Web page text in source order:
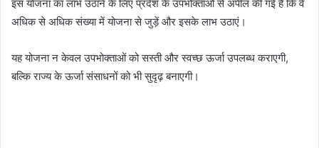
इस योजना का लाभ उठाने के लिए प्रदेश के उपभोक्ताओं से अपील की गई है कि वे
अधिक से अधिक संख्या में योजना से जुड़ें और इसके लाभ उठाएं।
यह योजना न केवल उपभोक्ताओं को सस्ती और स्वच्छ ऊर्जा उपलब्ध कराएगी,
बल्कि राज्य के ऊर्जा संसाधनों को भी सुदृढ़ बनाएगी।